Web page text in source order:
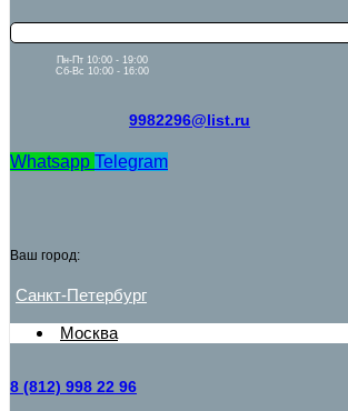
Пн-Пт 10:00 - 19:00
Сб-Вс 10:00 - 16:00
9982296@list.ru
Whatsapp Telegram
Ваш город:
Санкт-Петербург
Москва
8 (812) 998 22 96